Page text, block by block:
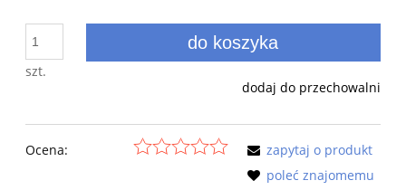
szt.
do koszyka
dodaj do przechowalni
Ocena:
zapytaj o produkt
poleć znajomemu